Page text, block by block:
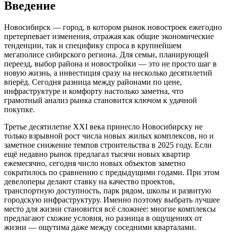
Введение
Новосибирск — город, в котором рынок новостроек ежегодно
претерпевает изменения, отражая как общие экономические
тенденции, так и специфику спроса в крупнейшем
мегаполисе сибирского региона. Для семьи, планирующей
переезд, выбор района и новостройки — это не просто шаг в
новую жизнь, а инвестиция сразу на несколько десятилетий
вперёд. Сегодня разница между районами по цене,
инфраструктуре и комфорту настолько заметна, что
грамотный анализ рынка становится ключом к удачной
покупке.
Третье десятилетие XXI века принесло Новосибирску не
только взрывной рост числа новых жилых комплексов, но и
заметное снижение темпов строительства в 2025 году. Если
ещё недавно рынок предлагал тысячи новых квартир
ежемесячно, сегодня число новых объектов заметно
сократилось по сравнению с предыдущими годами. При этом
девелоперы делают ставку на качество проектов,
транспортную доступность, парк рядом, школы и развитую
городскую инфраструктуру. Именно поэтому выбрать лучшее
место для жизни становится всё сложнее: многие комплексы
предлагают схожие условия, но разница в ощущениях от
жизни — ощутима даже между соседними кварталами.